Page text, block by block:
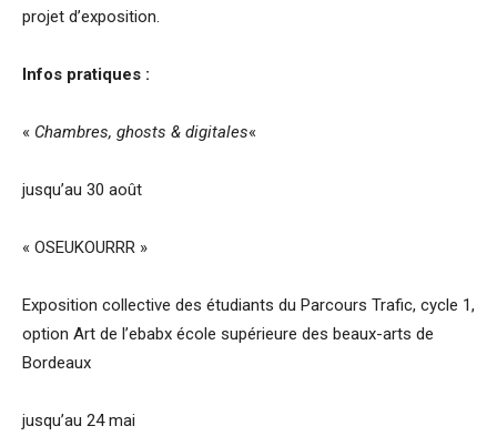
projet d’exposition.
Infos pratiques :
« Chambres, ghosts & digitales«
jusqu’au 30 août
« OSEUKOURRR »
Exposition collective des étudiants du Parcours Trafic, cycle 1,
option Art de l’ebabx école supérieure des beaux-arts de
Bordeaux
jusqu’au 24 mai